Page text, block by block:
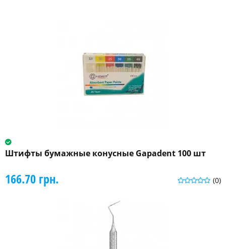
Штифты бумажные конусные Gapadent 100 шт
(0)
166.70 грн.